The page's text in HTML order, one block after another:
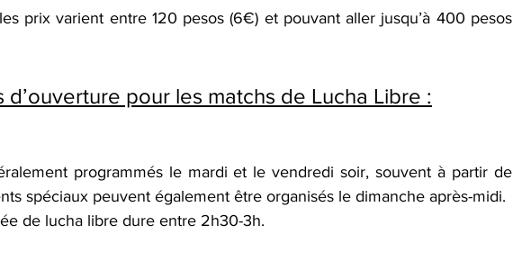
prix varient entre 120 pesos (6€) et pouvant aller jusqu’à 400 pesos
d’ouverture pour les matchs de Lucha Libre :
programmés le mardi et le vendredi soir, souvent à partir de
spéciaux peuvent également être organisés le dimanche après-midi.
de lucha libre dure entre 2h30-3h.